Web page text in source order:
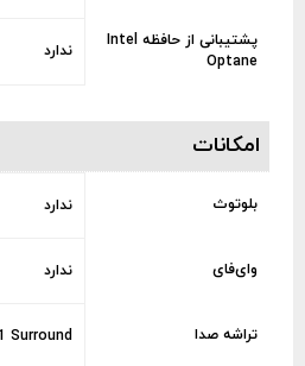
پشتیبانی از حافظه Intel
Optane
ندارد
امکانات
بلوتوث ندارد
وای‌فای ندارد
تراشه صدا Surround